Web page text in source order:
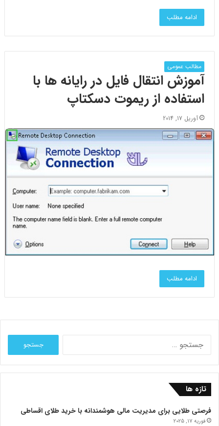
ادامه مطلب
مطالب عمومی
آموزش انتقال فایل در رایانه ها با
استفاده از ریموت دسکتاپ
آوریل 17, 2014
ادامه مطلب
جستجو
تازه ها
فرصتی طلایی برای مدیریت مالی هوشمندانه با خرید طلای اقساطی
فوریه 17, 2025